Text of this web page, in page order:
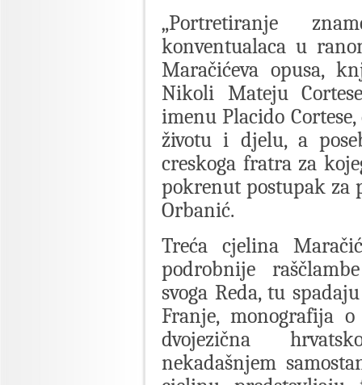
„Portretiranje
konventualaca u
Maračićeva opusa,
Nikoli Mateju
imenu Placido
životu i djelu, a
creskoga fratra za
pokrenut postupak za
Orbanić.
Treća cjelina
podrobnije
svoga Reda, tu
Franje, monografija
dvojezična
nekadašnjem